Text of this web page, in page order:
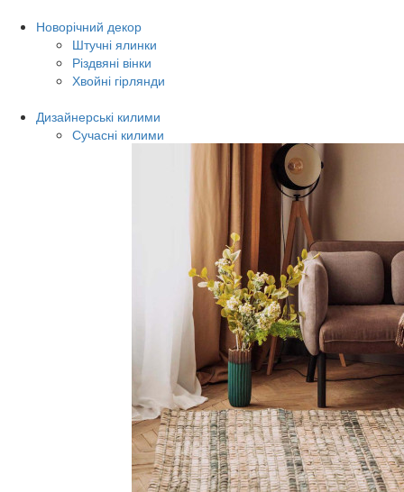
Новорічний декор
Штучні ялинки
Різдвяні вінки
Хвойні гірлянди
Дизайнерські килими
Сучасні килими